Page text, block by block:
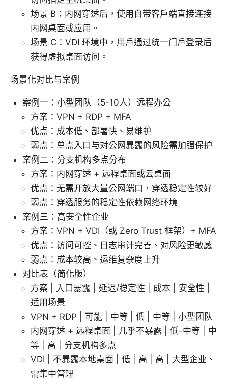
场景 B：内网穿透后，使用自带客户端直接连接
内网桌面或应用。
场景 C：VDI 环境中，用户通过统一门户登录后
获得虚拟桌面访问。
场景化对比与案例
案例一：小型团队（5-10人）远程办公
方案：VPN + RDP + MFA
优点：成本低、部署快、易维护
弱点：单点入口与对公网暴露的风险需加强保护
案例二：分支机构多点分布
方案：内网穿透 + 远程桌面或云桌面
优点：无需开放大量公网端口，穿透稳定性较好
弱点：穿透服务的稳定性依赖网络环境
案例三：高安全性企业
方案：VPN + VDI（或 Zero Trust 框架）+ MFA
优点：访问可控、日志审计完善、对风险更敏感
弱点：成本较高、运维复杂度上升
对比表（简化版）
方案 | 入口暴露 | 延迟/稳定性 | 成本 | 安全性 |
适用场景
VPN + RDP | 可能 | 中等 | 低 | 中等 | 小型团队
内网穿透 + 远程桌面 | 几乎不暴露 | 低-中等 | 中
等 | 高 | 分支机构多点
VDI | 不暴露本地桌面 | 低 | 高 | 高 | 大型企业、
需集中管理